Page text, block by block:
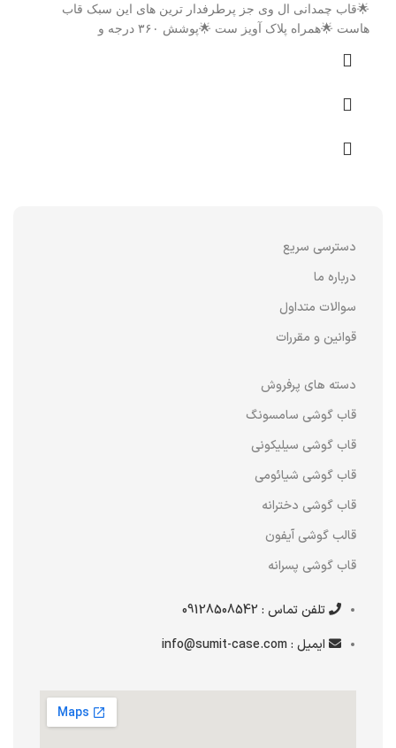
🌟قاب چمدانی ال وی جز پرطرفدار ترین های این سبک قاب
هاست 🌟همراه پلاک آویز ست 🌟پوشش ۳۶۰ درجه و
دسترسی سریع
درباره ما
سوالات متداول
قوانین و مقررات
دسته های پرفروش
قاب گوشی سامسونگ
قاب گوشی سیلیکونی
قاب گوشی شیائومی
قاب گوشی دخترانه
قالب گوشی آیفون
قاب گوشی پسرانه
تلفن تماس : 09128508542
ایمیل : info@sumit-case.com